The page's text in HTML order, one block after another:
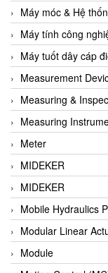
BamBo Vietnam
Barel Vietnam
Barksdale
Bartec
Basco
Baumer
Baumuller Vietnam
Baykee
BBC Bircher Smart
BCS ITALY
BEA SENSORS
Beacon Extender
Máy móc & Hệ
Máy tính công
Máy tuốt dây cáp
Measurement
Measuring &
Measuring
Meter
MIDEKER
MIDEKER
Mobile Hydraulics
Modular Linear
Module